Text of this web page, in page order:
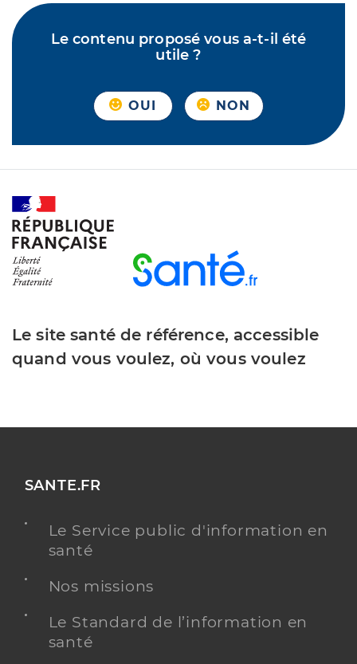
Le contenu proposé vous a-t-il été
utile ?
OUI NON
Le site santé de référence, accessible
quand vous voulez, où vous voulez
SANTE.FR
Le Service public d'information en
santé
Nos missions
Le Standard de l’information en
santé